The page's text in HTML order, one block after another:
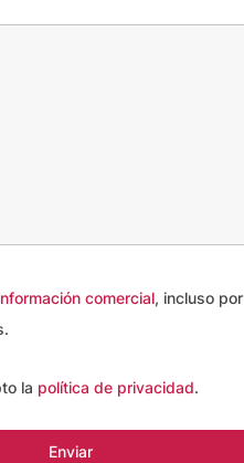
comercial, incluso por
la política de privacidad.